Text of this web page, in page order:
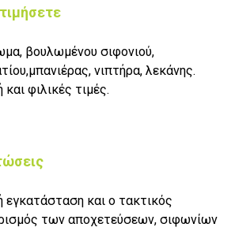
βουλωμένου σιφονιού,
νιπτήρα, λεκάνης.
φιλικές τιμές.
και ο τακτικός
των αποχετεύσεων, σιφωνίων